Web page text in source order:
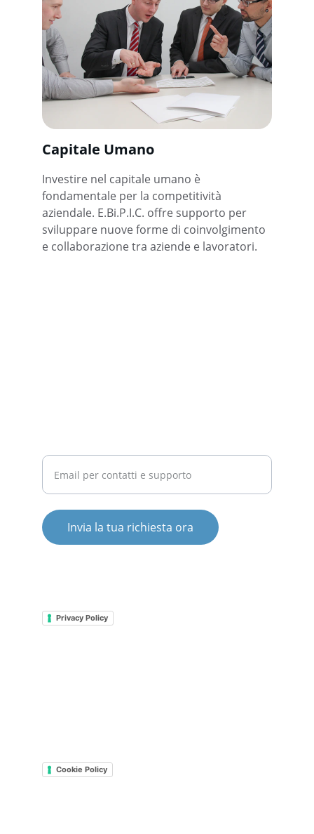
Capitale Umano
Investire nel capitale umano è
fondamentale per la competitività
aziendale. E.Bi.P.I.C. offre supporto per
sviluppare nuove forme di coinvolgimento
e collaborazione tra aziende e lavoratori.
Invia la tua richiesta ora